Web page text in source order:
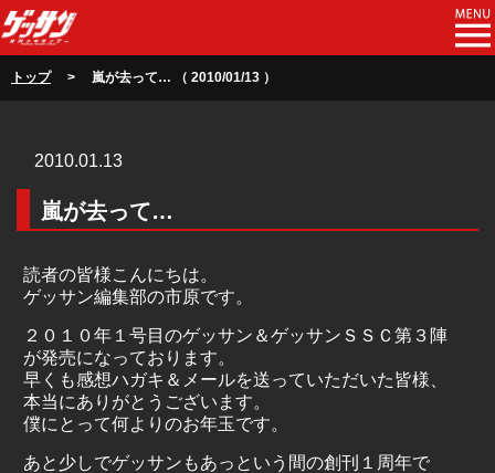
トップ> 嵐が去って… （ 2010/01/13 ）
2010.01.13
嵐が去って…
読者の皆様こんにちは。
ゲッサン編集部の市原です。
２０１０年１号目のゲッサン＆ゲッサンＳＳＣ第３陣
が発売になっております。
早くも感想ハガキ＆メールを送っていただいた皆様、
本当にありがとうございます。
僕にとって何よりのお年玉です。
あと少しでゲッサンもあっという間の創刊１周年で